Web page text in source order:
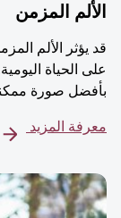
الألم المزمن
قد يؤثر الألم
على الحياة
بأفضل صورة
معرفة المزيد